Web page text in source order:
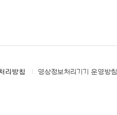
리방침 영상정보처리기기 운영방침